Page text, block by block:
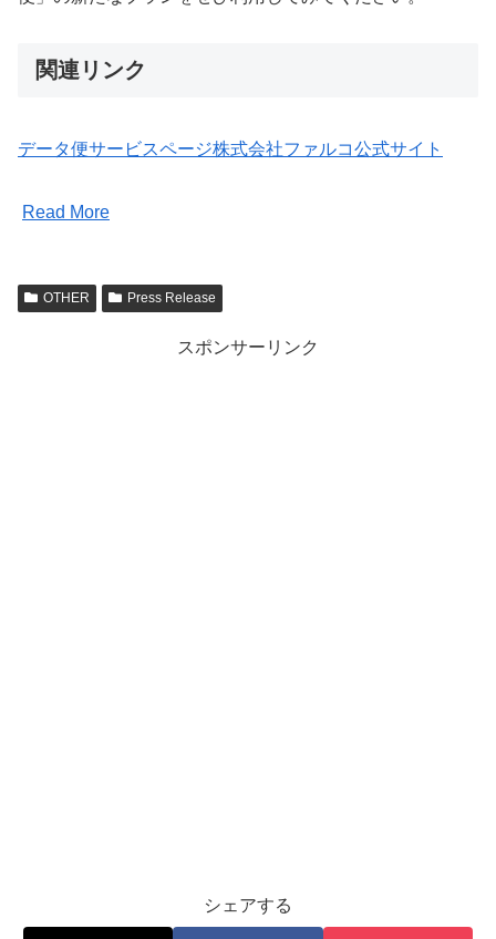
関連リンク
データ便サービスページ株式会社ファルコ公式サイト
Read More
OTHER Press Release
スポンサーリンク
シェアする